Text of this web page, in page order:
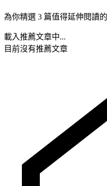
為你精選 3 篇值得延伸閱讀
載入推薦文章中...
目前沒有推薦文章